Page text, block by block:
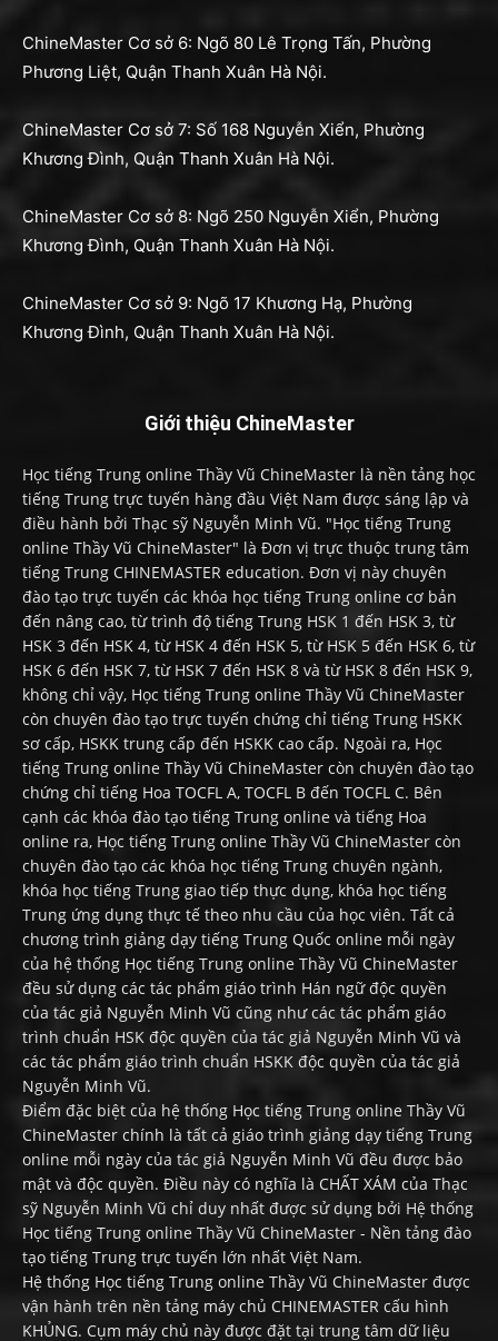
ChineMaster Cơ sở 6: Ngõ 80 Lê Trọng Tấn, Phường
Phương Liệt, Quận Thanh Xuân Hà Nội.
ChineMaster Cơ sở 7: Số 168 Nguyễn Xiển, Phường
Khương Đình, Quận Thanh Xuân Hà Nội.
ChineMaster Cơ sở 8: Ngõ 250 Nguyễn Xiển, Phường
Khương Đình, Quận Thanh Xuân Hà Nội.
ChineMaster Cơ sở 9: Ngõ 17 Khương Hạ, Phường
Khương Đình, Quận Thanh Xuân Hà Nội.
Giới thiệu ChineMaster
Học tiếng Trung online Thầy Vũ ChineMaster là nền tảng học
tiếng Trung trực tuyến hàng đầu Việt Nam được sáng lập và
điều hành bởi Thạc sỹ Nguyễn Minh Vũ. "Học tiếng Trung
online Thầy Vũ ChineMaster" là Đơn vị trực thuộc trung tâm
tiếng Trung CHINEMASTER education. Đơn vị này chuyên
đào tạo trực tuyến các khóa học tiếng Trung online cơ bản
đến nâng cao, từ trình độ tiếng Trung HSK 1 đến HSK 3, từ
HSK 3 đến HSK 4, từ HSK 4 đến HSK 5, từ HSK 5 đến HSK 6, từ
HSK 6 đến HSK 7, từ HSK 7 đến HSK 8 và từ HSK 8 đến HSK 9,
không chỉ vậy, Học tiếng Trung online Thầy Vũ ChineMaster
còn chuyên đào tạo trực tuyến chứng chỉ tiếng Trung HSKK
sơ cấp, HSKK trung cấp đến HSKK cao cấp. Ngoài ra, Học
tiếng Trung online Thầy Vũ ChineMaster còn chuyên đào tạo
chứng chỉ tiếng Hoa TOCFL A, TOCFL B đến TOCFL C. Bên
cạnh các khóa đào tạo tiếng Trung online và tiếng Hoa
online ra, Học tiếng Trung online Thầy Vũ ChineMaster còn
chuyên đào tạo các khóa học tiếng Trung chuyên ngành,
khóa học tiếng Trung giao tiếp thực dụng, khóa học tiếng
Trung ứng dụng thực tế theo nhu cầu của học viên. Tất cả
chương trình giảng dạy tiếng Trung Quốc online mỗi ngày
của hệ thống Học tiếng Trung online Thầy Vũ ChineMaster
đều sử dụng các tác phẩm giáo trình Hán ngữ độc quyền
của tác giả Nguyễn Minh Vũ cũng như các tác phẩm giáo
trình chuẩn HSK độc quyền của tác giả Nguyễn Minh Vũ và
các tác phẩm giáo trình chuẩn HSKK độc quyền của tác giả
Nguyễn Minh Vũ.
Điểm đặc biệt của hệ thống Học tiếng Trung online Thầy Vũ
ChineMaster chính là tất cả giáo trình giảng dạy tiếng Trung
online mỗi ngày của tác giả Nguyễn Minh Vũ đều được bảo
mật và độc quyền. Điều này có nghĩa là CHẤT XÁM của Thạc
sỹ Nguyễn Minh Vũ chỉ duy nhất được sử dụng bởi Hệ thống
Học tiếng Trung online Thầy Vũ ChineMaster - Nền tảng đào
tạo tiếng Trung trực tuyến lớn nhất Việt Nam.
Hệ thống Học tiếng Trung online Thầy Vũ ChineMaster được
vận hành trên nền tảng máy chủ CHINEMASTER cấu hình
KHỦNG. Cụm máy chủ này được đặt tại trung tâm dữ liệu